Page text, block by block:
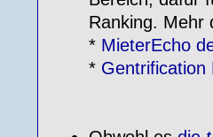
Ranking. Mehr
* MieterEcho
* Gentrification